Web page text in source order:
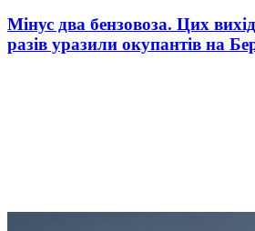
Мінус два бензовоза. Цих
разів уразили окупантів на